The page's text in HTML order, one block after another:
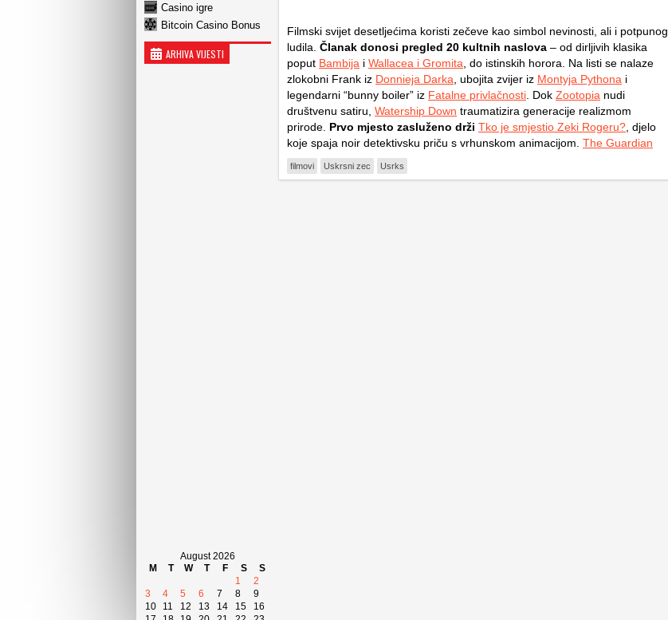
Casino igre
Bitcoin Casino Bonus
ARHIVA VIJESTI
August 2026
M
T W T F S
S
1
2
3
4 5 6 7 8
9
10
11 12 13 14 15
16
Filmski svijet desetljećima koristi zečeve kao simbol nevinosti, ali i potpunog
ludila. Članak donosi pregled 20 kultnih naslova – od dirljivih klasika
poput Bambija i Wallacea i Gromita , do istinskih horora. Na listi se nalaze
zlokobni Frank iz Donnieja Darka , ubojita zvijer iz Montyja Pythona i
legendarni “bunny boiler” iz Fatalne privlačnosti . Dok Zootopia nudi
društvenu satiru, Watership Down traumatizira generacije realizmom
prirode. Prvo mjesto zasluženo drži Tko je smjestio Zeki Rogeru? , djelo
koje spaja noir detektivsku priču s vrhunskom animacijom. The Guardian
filmovi Uskrsni zec Usrks